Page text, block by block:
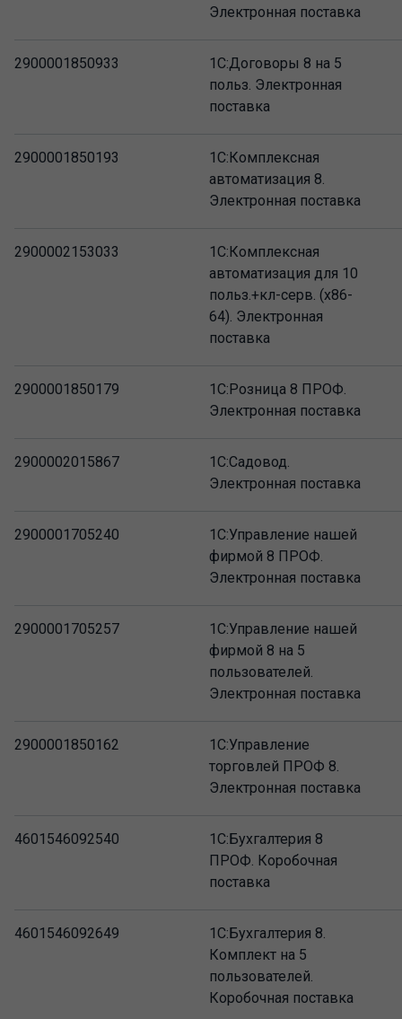
Электронная поставка
2900001850933
1С:Договоры 8 на 5
польз. Электронная
поставка
2900001850193
1С:Комплексная
автоматизация 8.
Электронная поставка
2900002153033
1С:Комплексная
автоматизация для 10
польз.+кл-серв. (x86-
64). Электронная
поставка
2900001850179
1С:Розница 8 ПРОФ.
Электронная поставка
2900002015867
1С:Садовод.
Электронная поставка
2900001705240
1С:Управление нашей
фирмой 8 ПРОФ.
Электронная поставка
2900001705257
1С:Управление нашей
фирмой 8 на 5
пользователей.
Электронная поставка
2900001850162
1С:Управление
торговлей ПРОФ 8.
Электронная поставка
4601546092540
1С:Бухгалтерия 8
ПРОФ. Коробочная
поставка
4601546092649
1С:Бухгалтерия 8.
Комплект на 5
пользователей.
Коробочная поставка